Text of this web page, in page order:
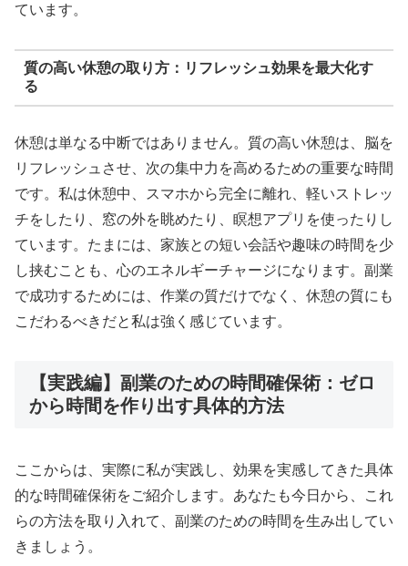
ています。
質の高い休憩の取り方：リフレッシュ効果を最大化す
る
休憩は単なる中断ではありません。質の高い休憩は、脳を
リフレッシュさせ、次の集中力を高めるための重要な時間
です。私は休憩中、スマホから完全に離れ、軽いストレッ
チをしたり、窓の外を眺めたり、瞑想アプリを使ったりし
ています。たまには、家族との短い会話や趣味の時間を少
し挟むことも、心のエネルギーチャージになります。副業
で成功するためには、作業の質だけでなく、休憩の質にも
こだわるべきだと私は強く感じています。
【実践編】副業のための時間確保術：ゼロ
から時間を作り出す具体的方法
ここからは、実際に私が実践し、効果を実感してきた具体
的な時間確保術をご紹介します。あなたも今日から、これ
らの方法を取り入れて、副業のための時間を生み出してい
きましょう。